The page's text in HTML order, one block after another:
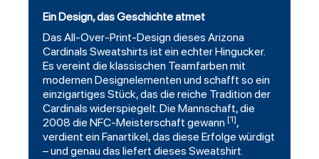
Ein Design, das Geschichte atmet
Das All-Over-Print-Design dieses Arizona
Cardinals Sweatshirts ist ein echter Hingucker.
Es vereint die klassischen Teamfarben mit
modernen Designelementen und schafft so ein
einzigartiges Stück, das die reiche Tradition der
Cardinals widerspiegelt. Die Mannschaft, die
2008 die NFC-Meisterschaft gewann [1],
verdient ein Fanartikel, das diese Erfolge würdigt
– und genau das liefert dieses Sweatshirt.